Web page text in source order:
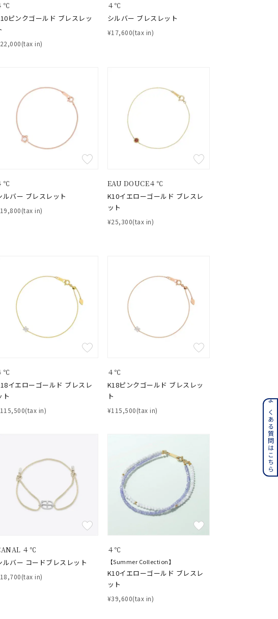
キーワードで検索する
#メンズ ネックレス
5月の誕生石
11月の誕生石 12月の誕生石
馬蹄 ムーン
フラワー
グリーン
ブラウン
ユニセックス
索する
℃
ピンクゴールド ブレスレッ
in)
４℃
シルバー ブレスレット
¥17,600(tax in)
℃
ルバー ブレスレット
in)
EAU DOUCE４℃
K10イエローゴールド ブレスレ
ット
¥25,300(tax in)
℃
イエローゴールド ブレスレ
ト
in)
４℃
K18ピンクゴールド ブレスレッ
ト
¥115,500(tax in)
４℃
ルバー コードブレスレット
in)
４℃
【Summer Collection】
K10イエローゴールド ブレスレ
ット
¥39,600(tax in)
よくある質問はこちら